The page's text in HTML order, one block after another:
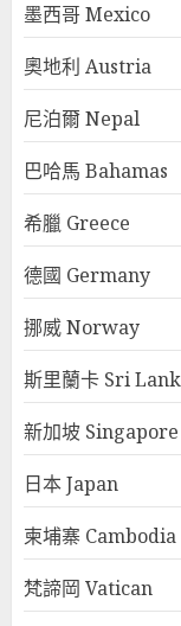
墨西哥 Mexico
奧地利 Austria
尼泊爾 Nepal
巴哈馬 Bahamas
希臘 Greece
德國 Germany
挪威 Norway
斯里蘭卡 Sri
新加坡 Singapore
日本 Japan
柬埔寨 Cambodia
梵諦岡 Vatican